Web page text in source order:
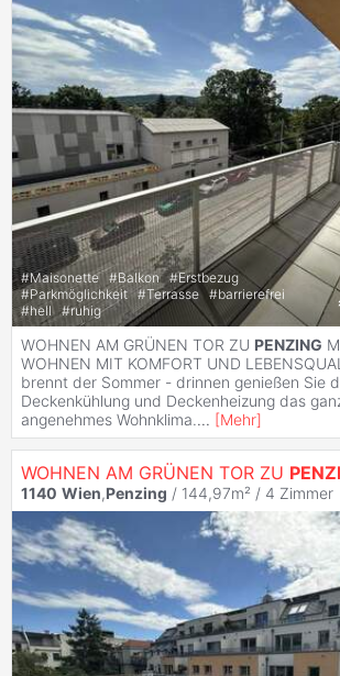
#Maisonette #Balkon #Erstbezug
#Parkmöglichkeit #Terrasse #barrierefrei
#hell #ruhig
WOHNEN AM GRÜNEN TOR ZU PENZING
WOHNEN MIT KOMFORT UND
brennt der Sommer - drinnen genießen Sie
Deckenkühlung und Deckenheizung das
angenehmes Wohnklima.... [Mehr]
WOHNEN AM GRÜNEN TOR ZU
1140 Wien,Penzing / 144,97m² / 4 Zimmer